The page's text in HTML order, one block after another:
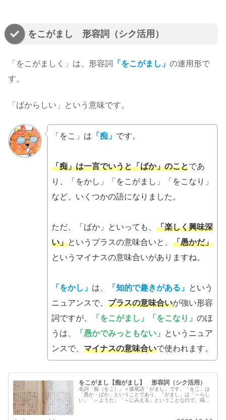
をこがまし 形容詞（シク活用）
「をこがましく」は、形容詞 「をこがまし」 の連用形で
す。
「ばからしい」という意味です。
「をこ」は 「痴」 です。
「痴」は一言でいうと「ばか」のことであ
り、「をかし」「をこがまし」「をこなり」
など、いくつかの語になりました。
ただ、「ばか」といっても、 「楽しく興味深
い」というプラスの意味合いと、 「愚かだ」
というマイナスの意味合いがありますね。
「をかし」 は、 「知的で趣きがある」 という
ニュアンスで、 プラスの意味合いが強い形容
詞ですが、
「をこがまし」「をこなり」 のほ
うは、
「愚かでみっともない」
というニュア
ンスで、 マイナスの意味合いで使われます。
をこがまし【痴がまし】 形容詞（シク活用）
名詞「痴（をこ）」＋接尾語「がまし」です。「をこ」は
「愚か・ばか」ということであり、「がまし」は「～らし
い」「～ようだ」「～にみえる」ということなので、端的